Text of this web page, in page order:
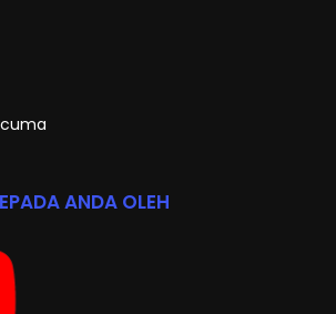
ANDA OLEH